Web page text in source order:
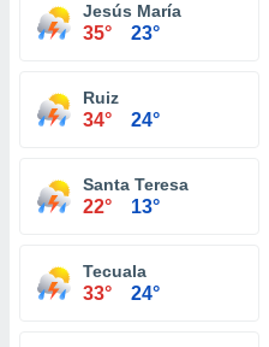
Jesús María
35° 23°
Ruiz
34° 24°
Santa Teresa
22° 13°
Tecuala
33° 24°